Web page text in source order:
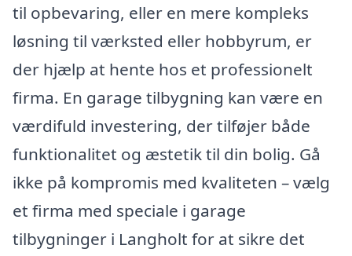
til opbevaring, eller en mere kompleks
løsning til værksted eller hobbyrum, er
der hjælp at hente hos et professionelt
firma. En garage tilbygning kan være en
værdifuld investering, der tilføjer både
funktionalitet og æstetik til din bolig. Gå
ikke på kompromis med kvaliteten – vælg
et firma med speciale i garage
tilbygninger i Langholt for at sikre det